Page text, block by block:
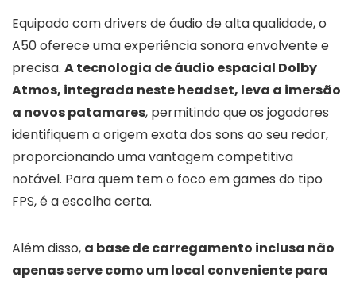
Equipado com drivers de áudio de alta qualidade, o
A50 oferece uma experiência sonora envolvente e
precisa. A tecnologia de áudio espacial Dolby
Atmos, integrada neste headset, leva a imersão
a novos patamares, permitindo que os jogadores
identifiquem a origem exata dos sons ao seu redor,
proporcionando uma vantagem competitiva
notável. Para quem tem o foco em games do tipo
FPS, é a escolha certa.
Além disso, a base de carregamento inclusa não
apenas serve como um local conveniente para